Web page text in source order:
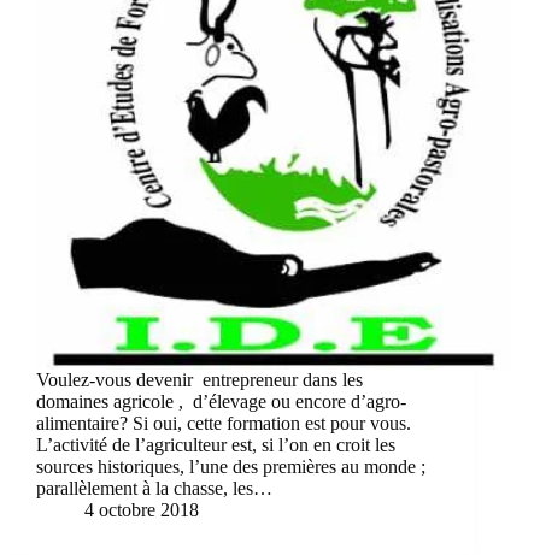
Voulez-vous devenir entrepreneur dans les
domaines agricole , d’élevage ou encore d’agro-
alimentaire? Si oui, cette formation est pour vous.
L’activité de l’agriculteur est, si l’on en croit les
sources historiques, l’une des premières au monde ;
parallèlement à la chasse, les…
4 octobre 2018